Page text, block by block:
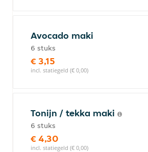
Avocado maki
6 stuks
€ 3,15
incl. statiegeld (€ 0,00)
Tonijn / tekka maki
6 stuks
€ 4,30
incl. statiegeld (€ 0,00)